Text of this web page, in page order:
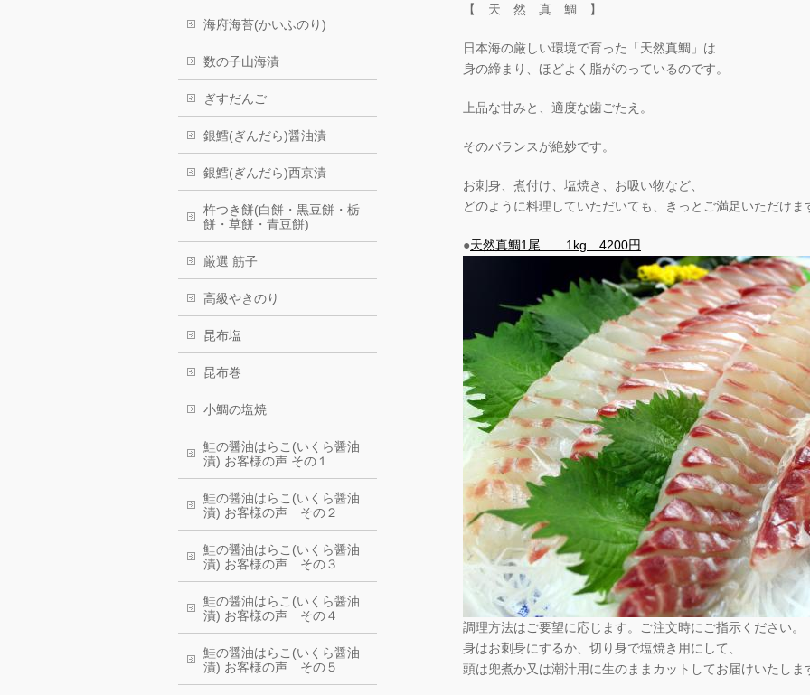
【 天 然 真 鯛 】
日本海の厳しい環境で育った「天然真鯛」は
身の締まり、ほどよく脂がのっているのです。
上品な甘みと、適度な歯ごたえ。
そのバランスが絶妙です。
お刺身、煮付け、塩焼き、お吸い物など、
どのように料理していただいても、きっとご満足いただけま
●天然真鯛1尾 1kg 4200円
調理方法はご要望に応じます。ご注文時にご指示ください。
身はお刺身にするか、切り身で塩焼き用にして、
頭は兜煮か又は潮汁用に生のままカットしてお届けいたしま
海府海苔(かいふのり)
数の子山海漬
ぎすだんご
銀鱈(ぎんだら)醤油漬
銀鱈(ぎんだら)西京漬
杵つき餅(白餅・黒豆餅・栃
餅・草餅・青豆餅)
厳選 筋子
高級やきのり
昆布塩
昆布巻
小鯛の塩焼
鮭の醤油はらこ(いくら醤油
漬) お客様の声 その１
鮭の醤油はらこ(いくら醤油
漬) お客様の声 その２
鮭の醤油はらこ(いくら醤油
漬) お客様の声 その３
鮭の醤油はらこ(いくら醤油
漬) お客様の声 その４
鮭の醤油はらこ(いくら醤油
漬) お客様の声 その５